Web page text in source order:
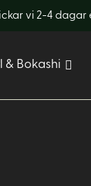
vi 2-4
& Bokashi